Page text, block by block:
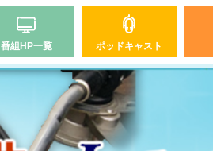
番組HP一覧 ポッドキャスト